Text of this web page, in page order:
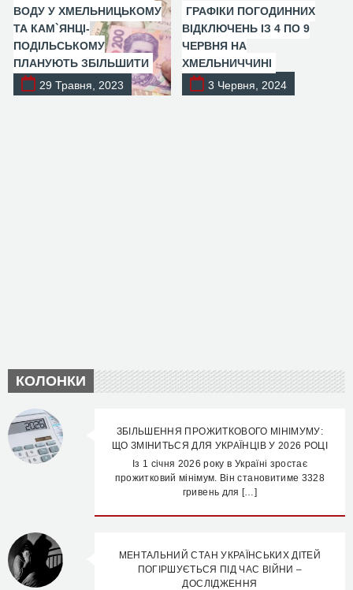
ВОДУ У ХМЕЛЬНИЦЬКОМУ
ТА КАМ`ЯНЦІ-
ПОДІЛЬСЬКОМУ
ПЛАНУЮТЬ ЗБІЛЬШИТИ
29 Травня, 2023
ГРАФІКИ ПОГОДИННИХ
ВІДКЛЮЧЕНЬ ІЗ 4 ПО 9
ЧЕРВНЯ НА
ХМЕЛЬНИЧЧИНІ
3 Червня, 2024
КОЛОНКИ
ЗБІЛЬШЕННЯ ПРОЖИТКОВОГО МІНІМУМУ:
ЩО ЗМІНИТЬСЯ ДЛЯ УКРАЇНЦІВ У 2026 РОЦІ
Із 1 січня 2026 року в Україні зростає
прожитковий мінімум. Він становитиме 3328
гривень для […]
МЕНТАЛЬНИЙ СТАН УКРАЇНСЬКИХ ДІТЕЙ
ПОГІРШУЄТЬСЯ ПІД ЧАС ВІЙНИ –
ДОСЛІДЖЕННЯ